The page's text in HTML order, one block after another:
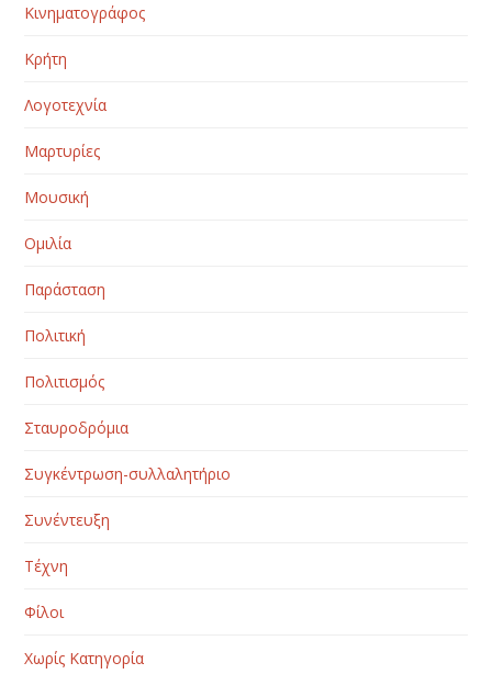
Κινηματογράφος
Κρήτη
Λογοτεχνία
Μαρτυρίες
Μουσική
Ομιλία
Παράσταση
Πολιτική
Πολιτισμός
Σταυροδρόμια
Συγκέντρωση-συλλαλητήριο
Συνέντευξη
Τέχνη
Φίλοι
Χωρίς Κατηγορία